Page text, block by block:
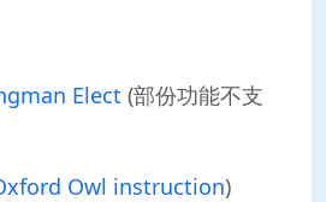
Elect (部份功能不支
Owl instruction)